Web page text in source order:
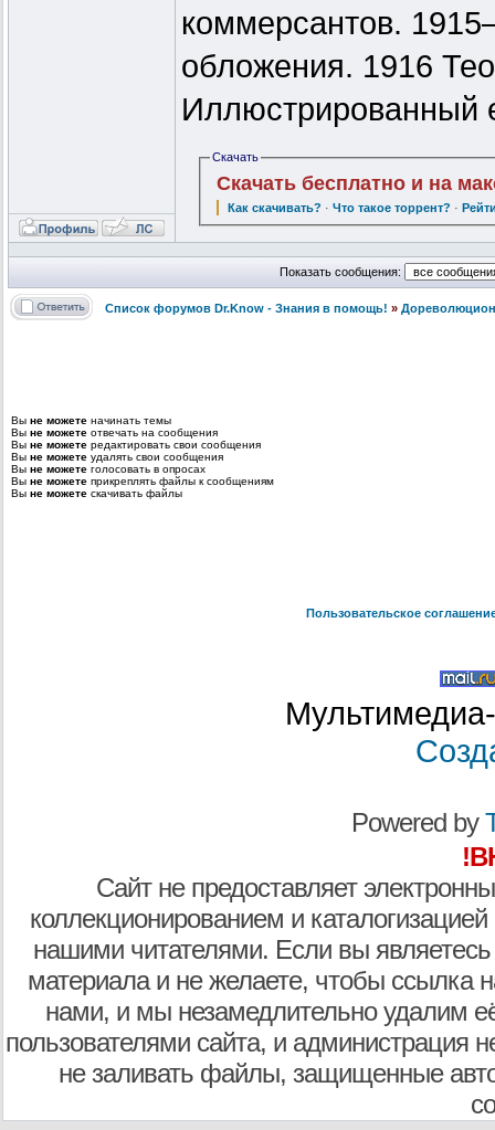
коммерсантов.
обложения. 1916
Иллюстрированный
Скачать
Скачать бесплатно и на
Как скачивать? ·Что такое торрент? ·
Показать сообщения:
Список форумов Dr.Know - Знания в помощь! »
Вы не можете начинать темы
Вы не можете отвечать на сообщения
Вы не можете редактировать свои сообщения
Вы не можете удалять свои сообщения
Вы не можете голосовать в опросах
Вы не можете прикреплять файлы к сообщениям
Вы не можете скачивать файлы
Пользовательское
Powered by
Сайт не предоставляет
коллекционированием и
нашими читателями. Если вы являетесь
материала и не желаете, чтобы ссылка
нами, и мы незамедлительно удалим
пользователями сайта, и администрация
не заливать файлы, защищенные